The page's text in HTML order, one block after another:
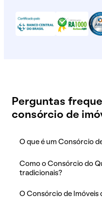
Perguntas
consórcio de
O que é um Consórcio
Como o Consórcio do
tradicionais?
O Consórcio de Imóveis